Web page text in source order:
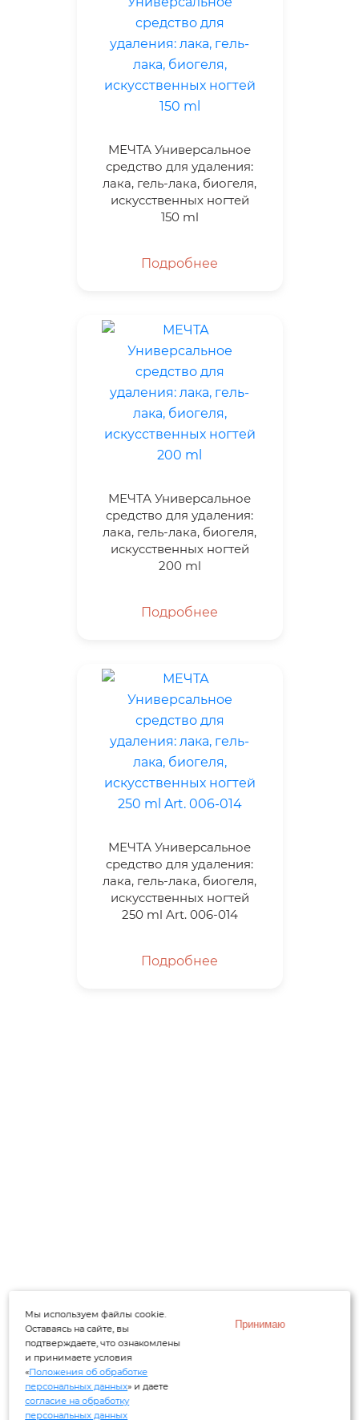
МЕЧТА Универсальное
средство для удаления:
лака, гель-лака, биогеля,
искусственных ногтей
150 ml
Подробнее
МЕЧТА Универсальное
средство для удаления:
лака, гель-лака, биогеля,
искусственных ногтей
200 ml
Подробнее
МЕЧТА Универсальное
средство для удаления:
лака, гель-лака, биогеля,
искусственных ногтей
250 ml Art. 006-014
Подробнее
Мы используем файлы cookie.
Оставаясь на сайте, вы
подтверждаете, что ознакомлены
и принимаете условия
«Положения об обработке
персональных данных» и даете
согласие на обработку
персональных данных
Принимаю